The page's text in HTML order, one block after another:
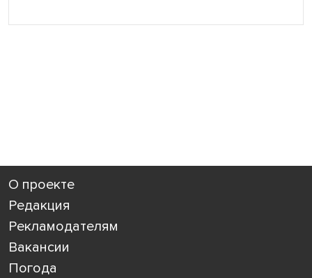
О проекте
Редакция
Рекламодателям
Вакансии
Погода